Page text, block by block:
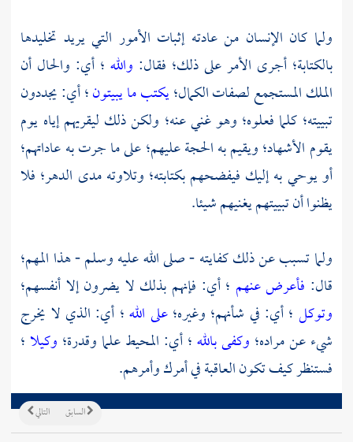
ولما كان الإنسان من عادته إثبات الأمور التي يريد تخليدها
بالكتابة؛ أجرى الأمر على ذلك؛ فقال: والله ؛ أي: والحال أن
الملك المستجمع لصفات الكمال؛يكتب ما يبيتون؛ أي: يجددون
تبييته؛ كلما فعلوه؛ وهو غني عنه؛ ولكن ذلك ليقريهم إياه يوم
يقوم الأشهاد؛ ويقيم به الحجة عليهم؛ على ما جرت به عاداتهم؛
أو يوحي به إليك فيفضحهم بكتابته؛ وتلاوته مدى الدهر؛ فلا
يظنوا أن تبييتهم يغنيهم شيئا.
ولما تسبب عن ذلك كفايته - صلى الله عليه وسلم - هذا المهم؛
قال: فأعرض عنهم ؛ أي: فإنهم بذلك لا يضرون إلا أنفسهم؛
وتوكل ؛ أي: في شأنهم؛ وغيره؛على الله؛ أي: الذي لا يخرج
شيء عن مراده؛ وكفى بالله؛ أي: المحيط علما وقدرة؛ وكيلا ؛
فستنظر كيف تكون العاقبة في أمرك وأمرهم.
التالي السابق